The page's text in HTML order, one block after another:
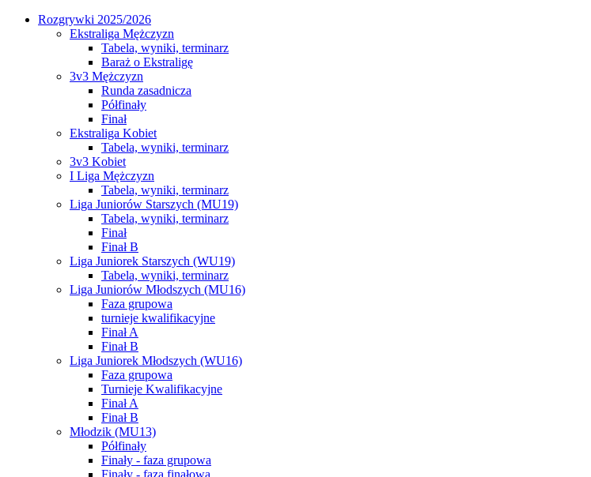
Rozgrywki 2025/2026
Ekstraliga Mężczyzn
Tabela, wyniki, terminarz
Baraż o Ekstraligę
3v3 Mężczyzn
Runda zasadnicza
Półfinały
Finał
Ekstraliga Kobiet
Tabela, wyniki, terminarz
3v3 Kobiet
I Liga Mężczyzn
Tabela, wyniki, terminarz
Liga Juniorów Starszych (MU19)
Tabela, wyniki, terminarz
Finał
Finał B
Liga Juniorek Starszych (WU19)
Tabela, wyniki, terminarz
Liga Juniorów Młodszych (MU16)
Faza grupowa
turnieje kwalifikacyjne
Finał A
Finał B
Liga Juniorek Młodszych (WU16)
Faza grupowa
Turnieje Kwalifikacyjne
Finał A
Finał B
Młodzik (MU13)
Półfinały
Finały - faza grupowa
Finały - faza finałowa